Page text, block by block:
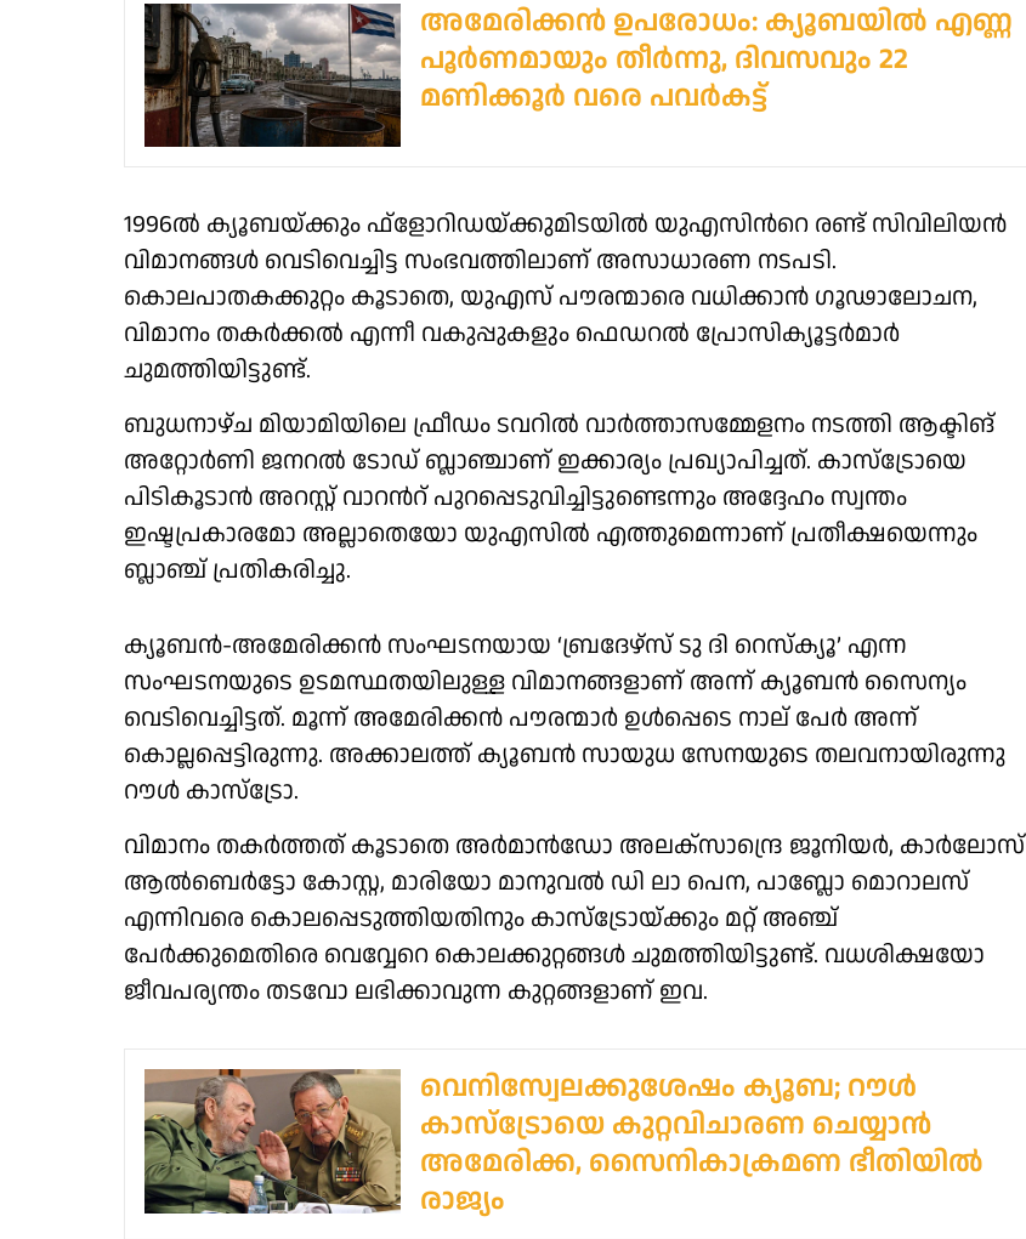
അമേരിക്കന്‍ ഉപരോധം: ക്യൂബയില്‍ എണ്ണ
പൂര്‍ണമായും തീര്‍ന്നു, ദിവസവും 22
മണിക്കൂര്‍ വരെ പവര്‍കട്ട്
1996ൽ ക്യൂബയ്ക്കും ഫ്ളോറിഡയ്ക്കുമിടയിൽ യുഎസിൻറെ രണ്ട് സിവിലിയൻ
വിമാനങ്ങൾ വെടിവെച്ചിട്ട സംഭവത്തിലാണ് അസാധാരണ നടപടി.
കൊലപാതകക്കുറ്റം കൂടാതെ, യുഎസ് പൗരന്മാരെ വധിക്കാൻ ഗൂഢാലോചന,
വിമാനം തകർക്കൽ എന്നീ വകുപ്പുകളും ഫെഡറൽ പ്രോസിക്യൂട്ടർമാർ
ചുമത്തിയിട്ടുണ്ട്.
ബുധനാഴ്ച മിയാമിയിലെ ഫ്രീഡം ടവറിൽ വാർത്താസമ്മേളനം നടത്തി ആക്ടിങ്
അറ്റോർണി ജനറൽ ടോഡ് ബ്ലാഞ്ചാണ് ഇക്കാര്യം പ്രഖ്യാപിച്ചത്. കാസ്ട്രോയെ
പിടികൂടാൻ അറസ്റ്റ് വാറൻറ് പുറപ്പെടുവിച്ചിട്ടുണ്ടെന്നും അദ്ദേഹം സ്വന്തം
ഇഷ്ടപ്രകാരമോ അല്ലാതെയോ യുഎസിൽ എത്തുമെന്നാണ് പ്രതീക്ഷയെന്നും
ബ്ലാഞ്ച് പ്രതികരിച്ചു.
ക്യൂബൻ-അമേരിക്കൻ സംഘടനയായ ‘ബ്രദേഴ്സ് ടു ദി റെസ്ക്യൂ’ എന്ന
സംഘടനയുടെ ഉടമസ്ഥതയിലുള്ള വിമാനങ്ങളാണ് അന്ന് ക്യൂബൻ സൈന്യം
വെടിവെച്ചിട്ടത്. മൂന്ന് അമേരിക്കൻ പൗരന്മാർ ഉൾപ്പെടെ നാല് പേർ അന്ന്
കൊല്ലപ്പെട്ടിരുന്നു. അക്കാലത്ത് ക്യൂബൻ സായുധ സേനയുടെ തലവനായിരുന്നു
റൗൾ കാസ്ട്രോ.
വിമാനം തകർത്തത് കൂടാതെ അർമാൻഡോ അലക്സാന്ദ്രെ ജൂനിയർ, കാർലോസ്
ആൽബെർട്ടോ കോസ്റ്റ, മാരിയോ മാനുവൽ ഡി ലാ പെന, പാബ്ലോ മൊറാലസ്
എന്നിവരെ കൊലപ്പെടുത്തിയതിനും കാസ്ട്രോയ്ക്കും മറ്റ് അഞ്ച്
പേർക്കുമെതിരെ വെവ്വേറെ കൊലക്കുറ്റങ്ങൾ ചുമത്തിയിട്ടുണ്ട്. വധശിക്ഷയോ
ജീവപര്യന്തം തടവോ ലഭിക്കാവുന്ന കുറ്റങ്ങളാണ് ഇവ.
വെനിസ്വേലക്കുശേഷം ക്യൂബ; റൗള്‍
കാസ്‌ട്രോയെ കുറ്റവിചാരണ ചെയ്യാന്‍
അമേരിക്ക, സൈനികാക്രമണ ഭീതിയില്‍
രാജ്യം